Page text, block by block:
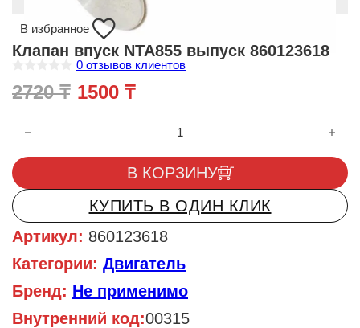
В избранное
Клапан впуск NTA855 выпуск 860123618
ц
е
и
з
5
0 отзывов клиентов
2720₸ Первоначальная цена
1500 ₸Текущая цена: 1500 ₸.
Количество товара Клапан впуск NTA855 выпуск 860123618
В КОРЗИНУ
КУПИТЬ В ОДИН КЛИК
Артикул: 860123618
Категории: Двигатель
Бренд: Не применимо
Внутренний код:00315